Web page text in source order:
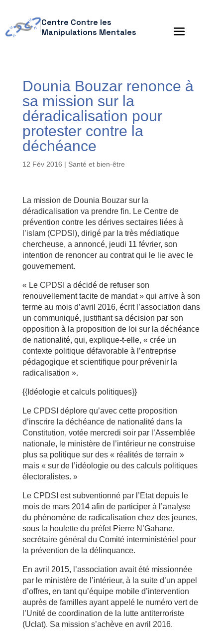
Centre Contre les
Manipulations Mentales
Dounia Bouzar renonce à
sa mission sur la
déradicalisation pour
protester contre la
déchéance
12 Fév 2016 | Santé et bien-être
La mission de Dounia Bouzar sur la
déradicalisation va prendre fin. Le Centre de
prévention contre les dérives sectaires liées à
l’islam (CPDSI), dirigé par la très médiatique
chercheuse, a annoncé, jeudi 11 février, son
intention de renoncer au contrat qui le lie avec le
gouvernement.
« Le CPDSI a décidé de refuser son
renouvellement tacite de mandat » qui arrive à son
terme au mois d’avril 2016, écrit l’association dans
un communiqué, justifiant sa décision par son
opposition à la proposition de loi sur la déchéance
de nationalité, qui, explique-t-elle, « crée un
contexte politique défavorable à l’entreprise
pédagogique et scientifique pour prévenir la
radicalisation ».
{{Idéologie et calculs politiques}}
Le CPDSI déplore qu’avec cette proposition
d’inscrire la déchéance de nationalité dans la
Constitution, votée mercredi soir par l’Assemblée
nationale, le ministère de l’intérieur ne construise
plus sa politique sur des « réalités de terrain »
mais « sur de l’idéologie ou des calculs politiques
électoralistes. »
Le CPDSI est subventionné par l’Etat depuis le
mois de mars 2014 afin de participer à l’analyse
du phénomène de radicalisation chez des jeunes,
sous la houlette du préfet Pierre N’Gahane,
secrétaire général du Comité interministériel pour
la prévention de la délinquance.
En avril 2015, l’association avait été missionnée
par le ministère de l’intérieur, à la suite d’un appel
d’offres, en tant qu’équipe mobile d’intervention
auprès de familles ayant appelé le numéro vert de
l’Unité de coordination de la lutte antiterroriste
(Uclat). Sa mission s’achève en avril 2016.